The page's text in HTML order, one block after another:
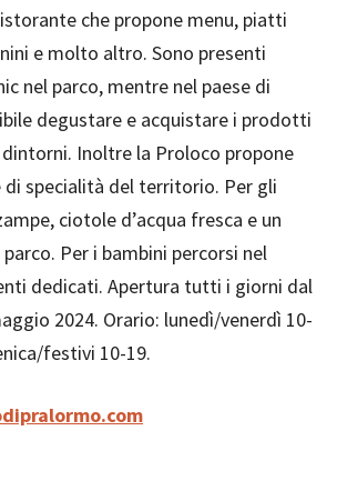
che propone menu, piatti
e molto altro. Sono presenti
nel parco, mentre nel paese di
degustare e acquistare i prodotti
Inoltre la Proloco propone
di specialità del territorio. Per gli
ciotole d’acqua fresca e un
Per i bambini percorsi nel
dedicati. Apertura tutti i giorni dal
2024. Orario: lunedì/venerdì 10-
festivi 10-19.